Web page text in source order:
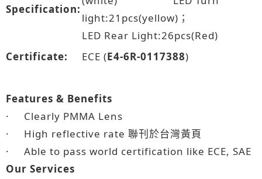
Specification:
light:21pcs(yellow)；
LED Rear Light:26pcs(Red)
Certificate:
ECE (E4-6R-0117388)
Features & Benefits
· Clearly PMMA Lens
· High reflective rate 聯刊於台灣黃頁
· Able to pass world certification like ECE, SAE
Our Services